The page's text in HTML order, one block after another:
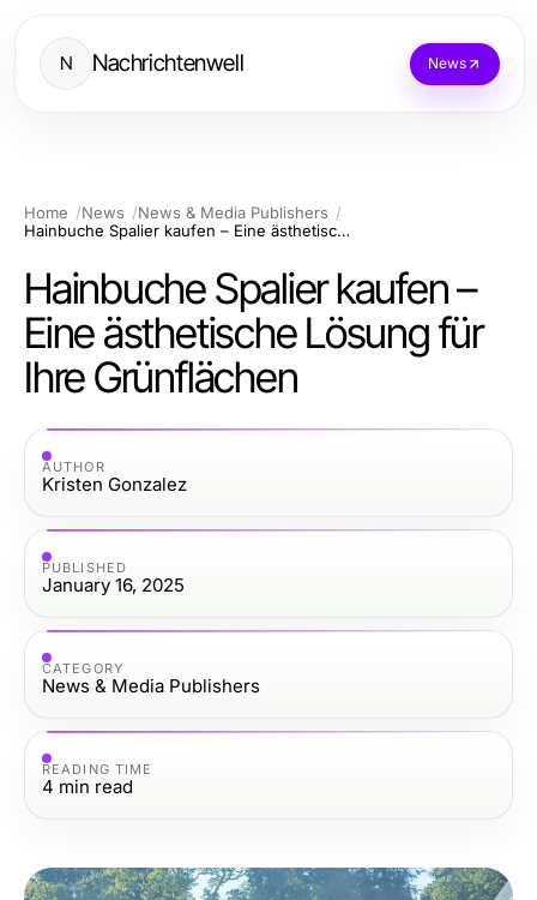
N Nachrichtenwell News
Home News
News & Media Publishers
Hainbuche Spalier kaufen – Eine ästhetische Lösung für Ihre Grünflächen
Hainbuche Spalier kaufen –
Eine ästhetische Lösung für
Ihre Grünflächen
AUTHOR
Kristen Gonzalez
PUBLISHED
January 16, 2025
CATEGORY
News & Media Publishers
READING TIME
4 min read